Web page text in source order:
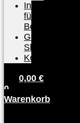
Infos
für
Betriebe
Gutschein-
Shop
Kontakt
0,00 €
0
Warenkorb